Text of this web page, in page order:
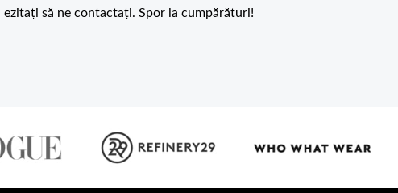
să ne contactați. Spor la cumpărături!